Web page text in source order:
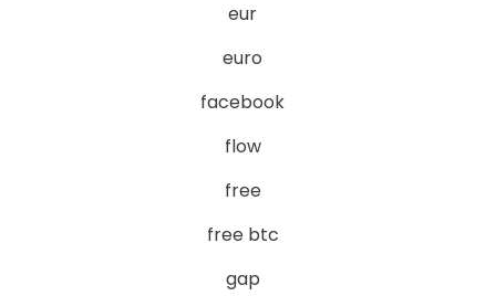
eur
euro
facebook
flow
free
free btc
gap